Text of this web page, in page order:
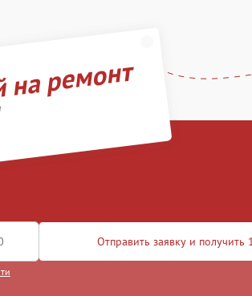
ремонт
Отправить заявку и получить